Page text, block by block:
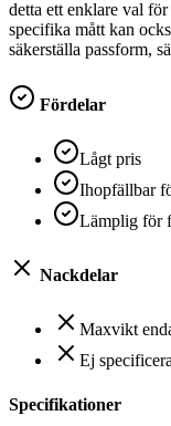
detta ett enklare val
specifika mått kan
säkerställa passform,
Fördelar
Lågt pris
Ihopfällbar
Lämplig för
Nackdelar
Maxvikt
Ej
Specifikationer